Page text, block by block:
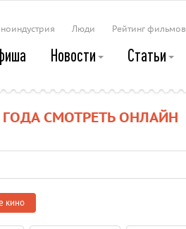
Люди Рейтинг фильмов
Новости Статьи
ГОДА СМОТРЕТЬ ОНЛАЙН
кино